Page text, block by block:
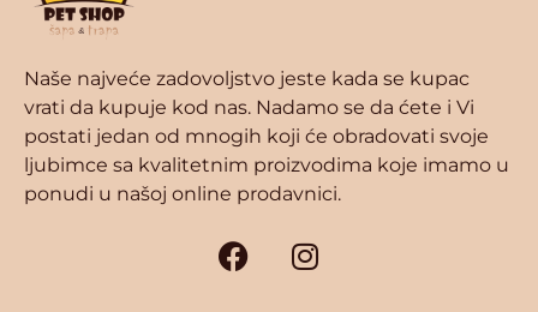
Naše najveće zadovoljstvo jeste kada se kupac
vrati da kupuje kod nas. Nadamo se da ćete i Vi
postati jedan od mnogih koji će obradovati svoje
ljubimce sa kvalitetnim proizvodima koje imamo u
ponudi u našoj online prodavnici.